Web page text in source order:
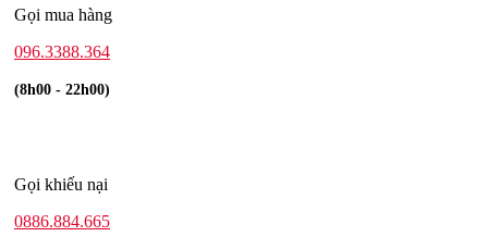
Gọi mua hàng
096.3388.364
(8h00 - 22h00)
Gọi khiếu nại
0886.884.665